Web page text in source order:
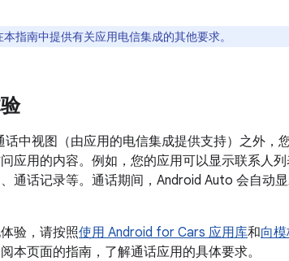
指南中提供有关应用电信集成的其他要求。
中视图（由应用的电信集成提供支持）之外，
应用的内容。例如，您的应用可以显示联系人列
通话记录等。通话期间，Android Auto 会自动
验，请按照使用 Android for Cars 应用库和向
本页面的指南，了解通话应用的具体要求。